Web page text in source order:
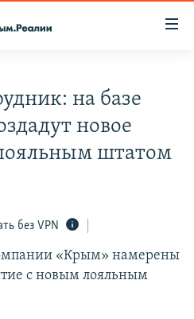
ИСТОРИЙ СОПРОТИВЛЕНИЯ
на базе
новое
штатом
без VPN
«Крым» намерены
с новым лояльным